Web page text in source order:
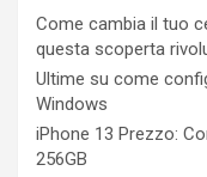
Come cambia il tuo
questa scoperta
Ultime su come
Windows
iPhone 13 Prezzo:
256GB